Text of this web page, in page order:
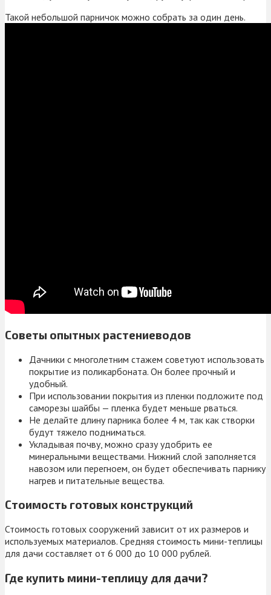
Такой небольшой парничок можно собрать за один день.
Советы опытных растениеводов
Дачники с многолетним стажем советуют использовать
покрытие из поликарбоната. Он более прочный и
удобный.
При использовании покрытия из пленки подложите под
саморезы шайбы — пленка будет меньше рваться.
Не делайте длину парника более 4 м, так как створки
будут тяжело подниматься.
Укладывая почву, можно сразу удобрить ее
минеральными веществами. Нижний слой заполняется
навозом или перегноем, он будет обеспечивать парнику
нагрев и питательные вещества.
Стоимость готовых конструкций
Стоимость готовых сооружений зависит от их размеров и
используемых материалов. Средняя стоимость мини-теплицы
для дачи составляет от 6 000 до 10 000 рублей.
Где купить мини-теплицу для дачи?